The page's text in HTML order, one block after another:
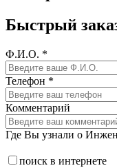
Быстрый
Ф.И.О. *
Телефон *
Комментарий
Где Вы узнали о
поиск в интернете